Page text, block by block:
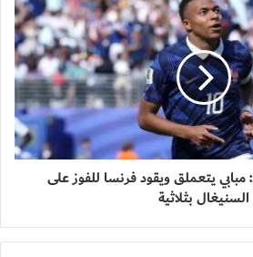
برواز مونديال 2026: مبابي يتعملق ويقود فرنسا للفوز على
السنيغال بثلاثية